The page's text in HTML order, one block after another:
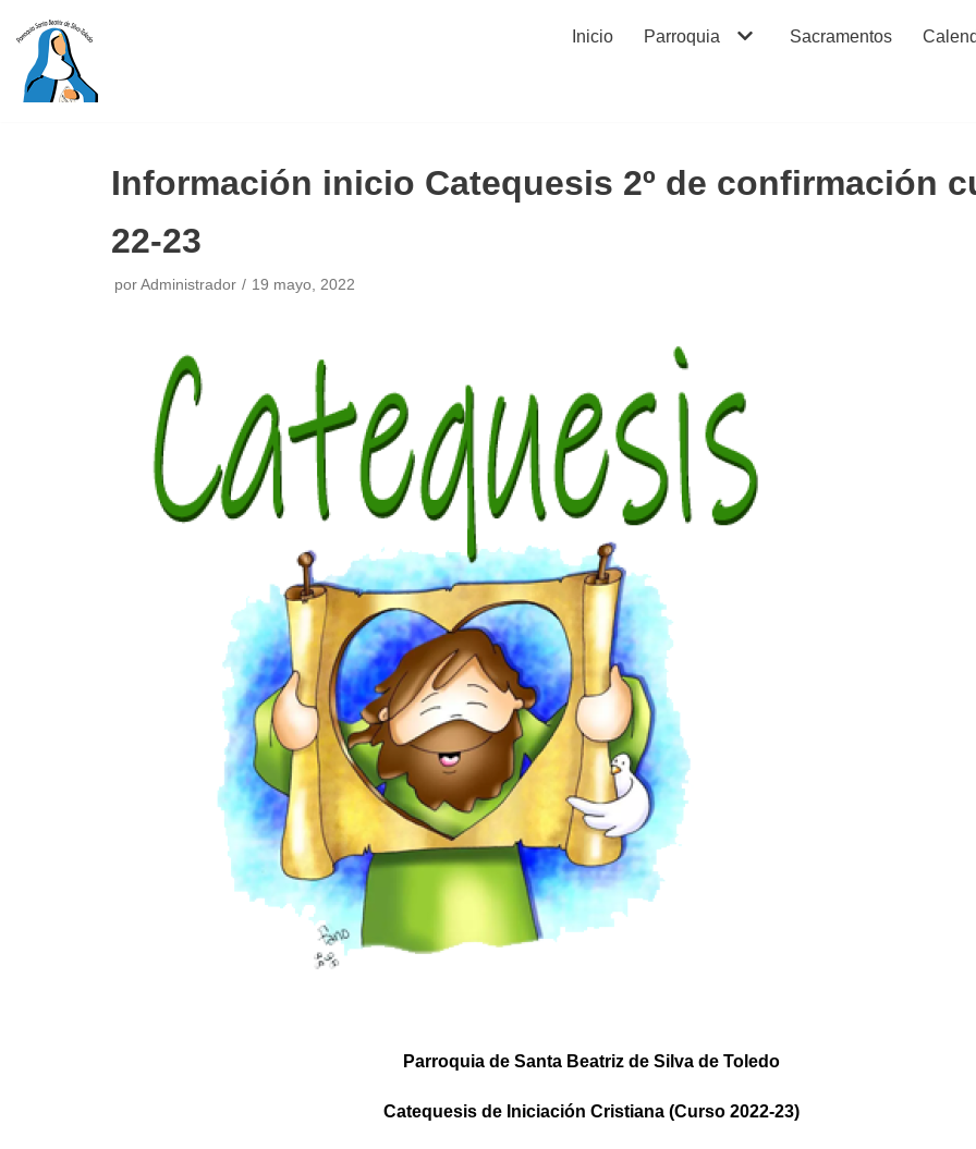
Saltar
contenido
Inicio Parroquia Sacramentos
Información inicio Catequesis 2º de confirmación
22-23
por Administrador 19 mayo, 2022
Parroquia de Santa Beatriz de Silva de Toledo
Catequesis de Iniciación Cristiana (Curso 2022-23)